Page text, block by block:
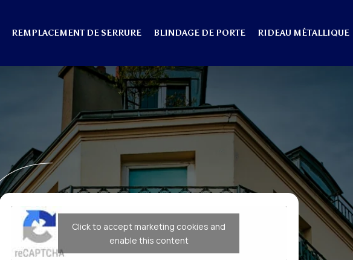
REMPLACEMENT DE SERRURE BLINDAGE DE PORTE RIDEAU MÉTALLIQUE
Click to accept marketing cookies and
enable this content